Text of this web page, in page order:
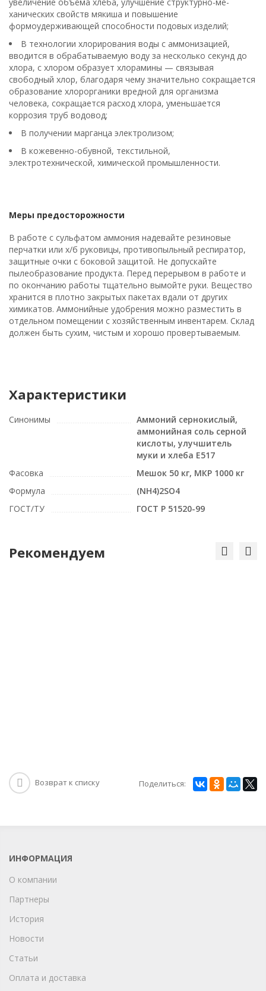
ханических свойств мякиша и повышение
формоудерживающей способности подовых изделий;
В технологии хлорирования воды с аммонизацией,
вводится в обрабатываемую воду за несколько секунд до
хлора, с хлором образует хлорамины — связывая
свободный хлор, благодаря чему значительно сокращается
образование хлорорганики вредной для организма
человека, сокращается расход хлора, уменьшается
коррозия труб водовод;
В получении марганца электролизом;
В кожевенно-обувной, текстильной,
электротехнической, химической промышленности.
Меры предосторожности
В работе с сульфатом аммония надевайте резиновые
перчатки или х/б руковицы, противопыльный респиратор,
защитные очки с боковой защитой. Не допускайте
пылеобразование продукта. Перед перерывом в работе и
по окончанию работы тщательно вымойте руки. Вещество
хранится в плотно закрытых пакетах вдали от других
химикатов. Аммонийные удобрения можно разместить в
отдельном помещении с хозяйственным инвентарем. Склад
должен быть сухим, чистым и хорошо провертываемым.
Характеристики
Синонимы
Аммоний сернокислый,
аммонийная соль серной
кислоты, улучшитель
муки и хлеба Е517
Фасовка
Мешок 50 кг, МКР 1000 кг
Формула
(NH4)2SO4
ГОСТ/ТУ
ГОСТ Р 51520-99
Рекомендуем
Возврат к списку Поделиться:
ИНФОРМАЦИЯ
О компании
Партнеры
История
Новости
Статьи
Оплата и доставка